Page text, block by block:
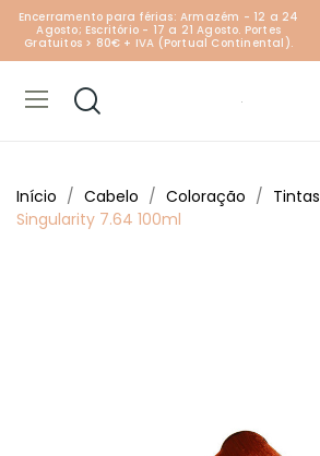
Encerramento para férias: Armazém - 12 a 24
Agosto; Escritório - 17 a 21 Agosto. Portes
Gratuitos > 80€ + IVA (Portual Continental).
Início Cabelo Coloração Tintas
Singularity 7.64 100ml